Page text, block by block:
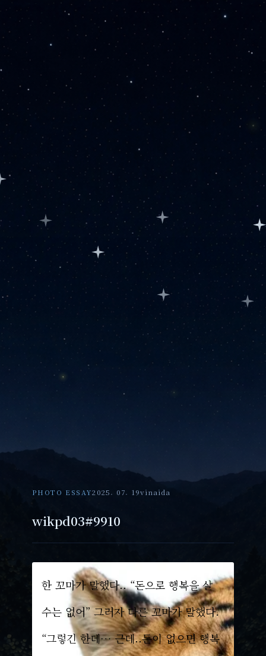
PHOTO ESSAY2025. 07. 19vinaida
wikpd03#9910
한 꼬마가 말했다.. “돈으로 행복을 살
수는 없어” 그러자 다른 꼬마가 말했다.
“그렇긴 한데… 근데..돈이 없으면 행복